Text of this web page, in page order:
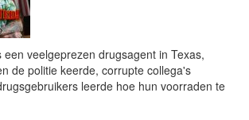
een veelgeprezen drugsagent in Texas,
de politie keerde, corrupte collega's
leerde hoe hun voorraden te